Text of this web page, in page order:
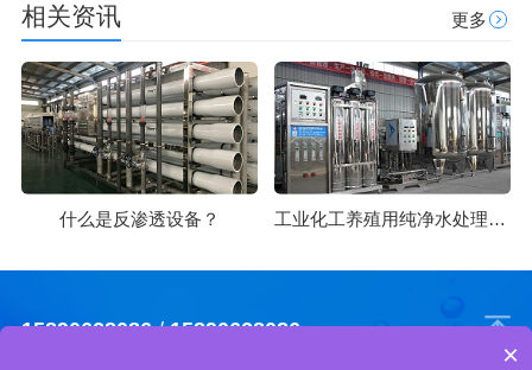
相关资讯 更多
什么是反渗透设备？ 工业化工养殖用纯净水处理方法
15890628086/15890628086
×